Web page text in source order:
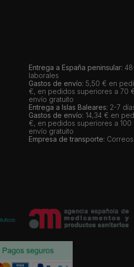
Entrega a España peninsular:
laborales
Gastos de envío: 5,50 € en
€, en pedidos superiores a 70
envío gratuito
Entrega a Islas Baleares: 2-7
Gastos de envío: 14,34 € en
€, en pedidos superiores a
envío gratuito
Empresa de transporte: